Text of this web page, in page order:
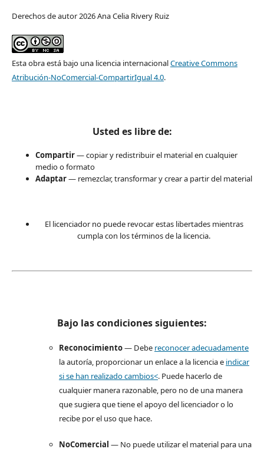
Derechos de autor 2026 Ana Celia Rivery Ruiz
Esta obra está bajo una licencia internacionalCreative Commons
Atribución-NoComercial-CompartirIgual 4.0.
Usted es libre de:
Compartir— copiar y redistribuir el material en cualquier
medio o formato
Adaptar— remezclar, transformar y crear a partir del material
El licenciador no puede revocar estas libertades mientras
cumpla con los términos de la licencia.
Bajo las condiciones siguientes:
Reconocimiento— Debe reconocer adecuadamente
la autoría, proporcionar un enlace a la licencia e indicar
si se han realizado cambios<. Puede hacerlo de
cualquier manera razonable, pero no de una manera
que sugiera que tiene el apoyo del licenciador o lo
recibe por el uso que hace.
NoComercial — No puede utilizar el material para una